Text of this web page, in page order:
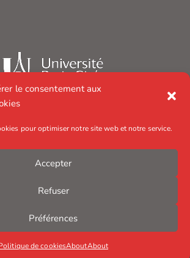
le consentement aux
pour optimiser notre site web et notre service.
Accepter
Refuser
Préférences
de cookiesAboutAbout